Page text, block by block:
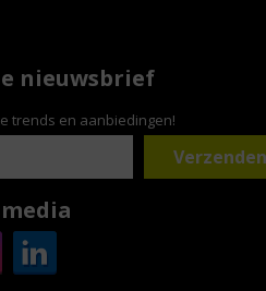
nieuwsbrief
trends en aanbiedingen!